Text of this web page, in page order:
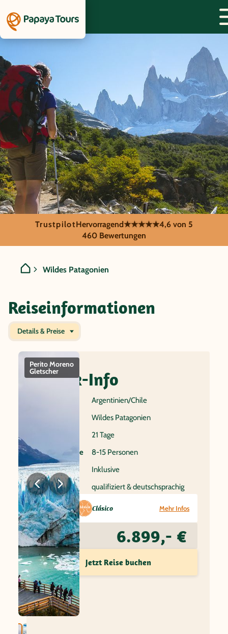
GRUPPENREISE:
Argentinien/Chile - Wildes
TrustpilotHervorragend★★★★★4,6 von 5
460 Bewertungen
Wildes Patagonien
Reiseinformationen
Details & Preise
Perito Moreno
Gletscher Paine
Nationalpark
Quick-Info
Argentinien/Chile
Wildes Patagonien
21 Tage
Gruppenreise
8-15 Personen
Flug
Inklusive
Reiseleitung
qualifiziert & deutschsprachig
Reisetyp: Clásico Mehr Infos
Preis ab 6.899,- €
Jetzt Reise buchen